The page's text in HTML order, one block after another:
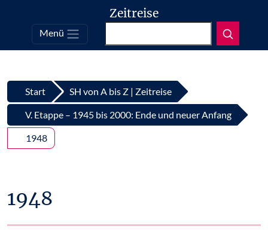
Top
Zum Inhalt springen
Zeitreise
Menü
Start SH von A bis Z | Zeitreise
V. Etappe – 1945 bis 2000: Ende und neuer Anfang
1948
1948